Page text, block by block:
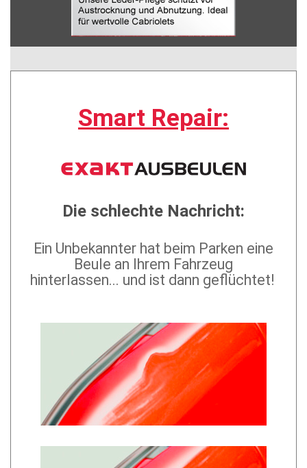
Smart Repair:
Die schlechte Nachricht:
Ein Unbekannter hat beim Parken eine
Beule an Ihrem Fahrzeug
hinterlassen... und ist dann geflüchtet!